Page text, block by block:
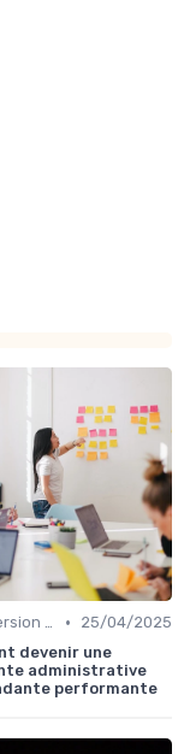
Reconversion et Montée en Compétences •
25/04/2025
devenir une
administrative
performante